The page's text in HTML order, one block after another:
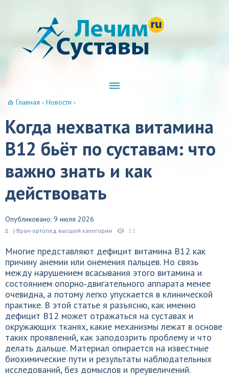
Главная › Новости ›
Когда нехватка витамина
B12 бьёт по суставам: что
важно знать и как
действовать
Опубликовано: 9 июля 2026
| Врач-ортопед высшей категории 51
Многие представляют дефицит витамина B12 как
причину анемии или онемения пальцев. Но связь
между нарушением всасывания этого витамина и
состоянием опорно‑двигательного аппарата менее
очевидна, а потому легко упускается в клинической
практике. В этой статье я разъясню, как именно
дефицит B12 может отражаться на суставах и
окружающих тканях, какие механизмы лежат в основе
таких проявлений, как заподозрить проблему и что
делать дальше. Материал опирается на известные
биохимические пути и результаты наблюдательных
исследований, без домыслов и преувеличений.